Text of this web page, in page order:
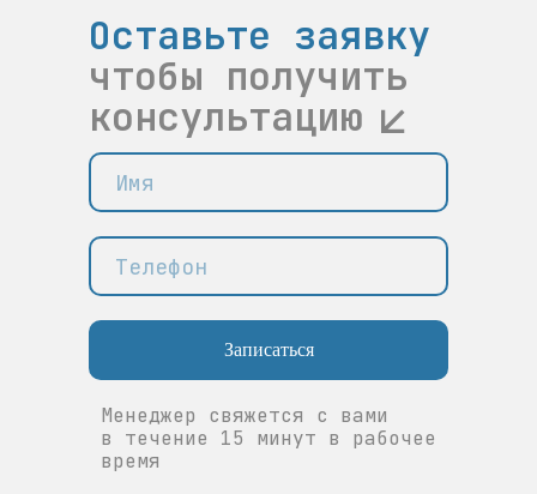
Записаться
Менеджер свяжется с вами
в течение 15 минут в рабочее
время
Оставьте заявку
чтобы получить
консультацию